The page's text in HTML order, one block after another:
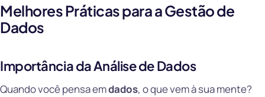
Melhores Práticas para a Gestão de
Dados
Importância da Análise de Dados
Quando você pensa emdados, o que vem à sua mente?